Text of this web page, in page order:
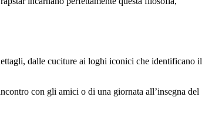
dalle cuciture ai loghi iconici che identificano il
con gli amici o di una giornata all’insegna del